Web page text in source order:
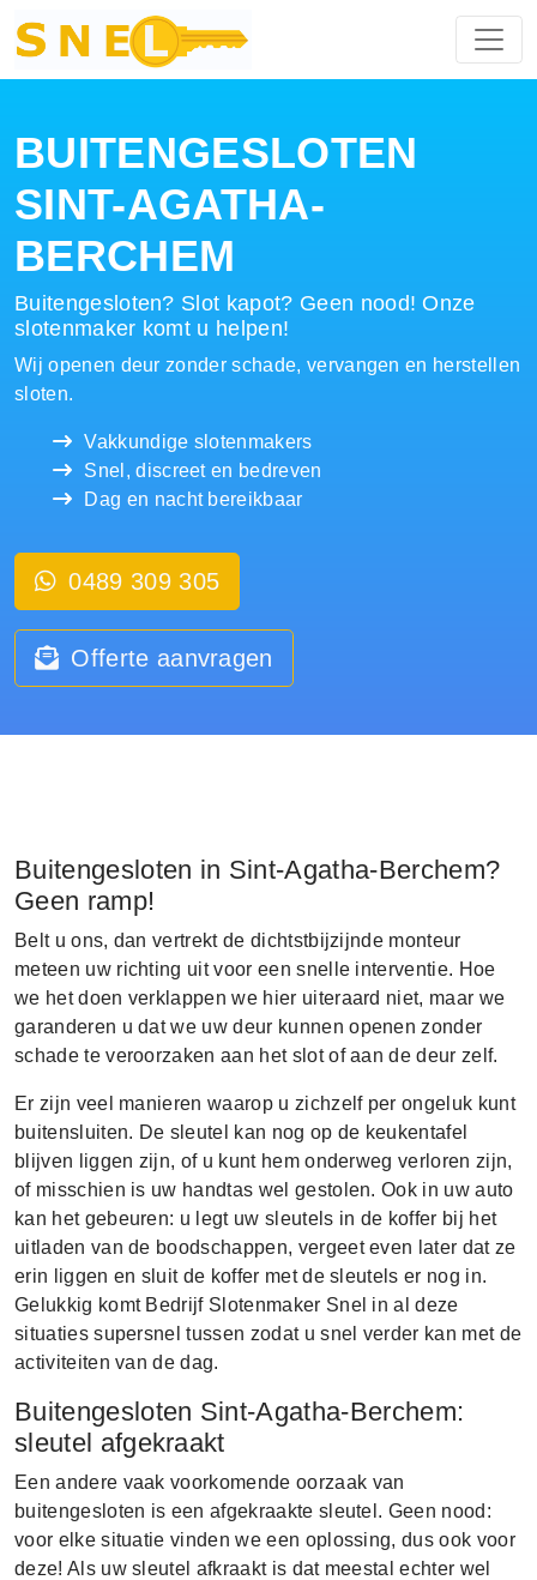
Hoofdnavigatie
BUITENGESLOTEN
SINT-AGATHA-
BERCHEM
Buitengesloten? Slot kapot? Geen nood! Onze
slotenmaker komt u helpen!
Wij openen deur zonder schade, vervangen en herstellen
sloten.
Vakkundige slotenmakers
Snel, discreet en bedreven
Dag en nacht bereikbaar
0489 309 305
Offerte aanvragen
Buitengesloten in Sint-Agatha-Berchem?
Geen ramp!
Belt u ons, dan vertrekt de dichtstbijzijnde monteur
meteen uw richting uit voor een snelle interventie. Hoe
we het doen verklappen we hier uiteraard niet, maar we
garanderen u dat we uw deur kunnen openen zonder
schade te veroorzaken aan het slot of aan de deur zelf.
Er zijn veel manieren waarop u zichzelf per ongeluk kunt
buitensluiten. De sleutel kan nog op de keukentafel
blijven liggen zijn, of u kunt hem onderweg verloren zijn,
of misschien is uw handtas wel gestolen. Ook in uw auto
kan het gebeuren: u legt uw sleutels in de koffer bij het
uitladen van de boodschappen, vergeet even later dat ze
erin liggen en sluit de koffer met de sleutels er nog in.
Gelukkig komt Bedrijf Slotenmaker Snel in al deze
situaties supersnel tussen zodat u snel verder kan met de
activiteiten van de dag.
Buitengesloten Sint-Agatha-Berchem:
sleutel afgekraakt
Een andere vaak voorkomende oorzaak van
buitengesloten is een afgekraakte sleutel. Geen nood:
voor elke situatie vinden we een oplossing, dus ook voor
deze! Als uw sleutel afkraakt is dat meestal echter wel